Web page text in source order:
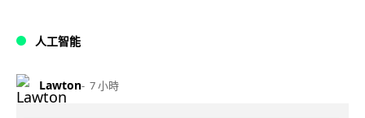
人工智能
Lawton 7 小時